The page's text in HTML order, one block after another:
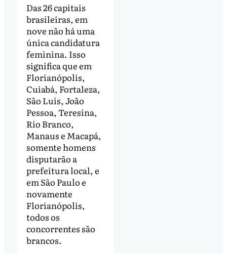
Das 26 capitais
brasileiras, em
nove não há uma
única candidatura
feminina. Isso
significa que em
Florianópolis,
Cuiabá, Fortaleza,
São Luís, João
Pessoa, Teresina,
Rio Branco,
Manaus e Macapá,
somente homens
disputarão a
prefeitura local, e
em São Paulo e
novamente
Florianópolis,
todos os
concorrentes são
brancos.